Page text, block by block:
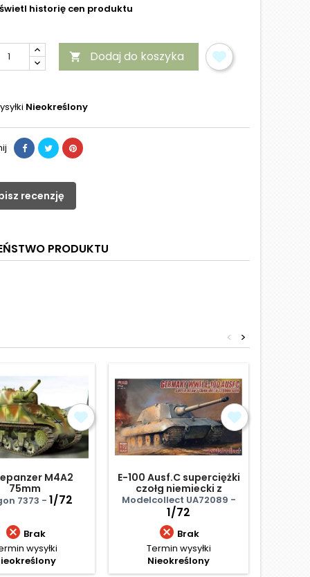
historię cen produktu
 Dodaj do koszyka
Nieokreślony
recenzję
PRODUKTU
>
<
M4A2
75mm
7373 - 1/72
 Brak
wysyłki
E-100 Ausf.C superciężki
czołg niemiecki z
działem 128mm
Modelcollect UA72089 -
1/72
 Brak
Termin wysyłki
Nieokreślony